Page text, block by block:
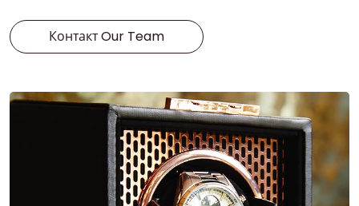
Контакт Our Team